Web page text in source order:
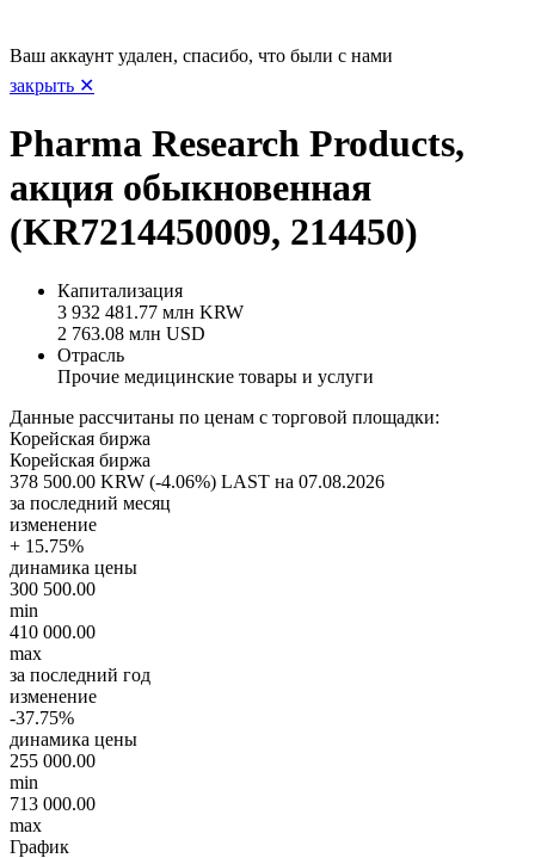
Ваш аккаунт удален, спасибо, что были с нами
закрыть ✕
Pharma Research Products,
акция обыкновенная
(KR7214450009, 214450)
Капитализация
3 932 481.77 млн KRW
2 763.08 млн USD
Отрасль
Прочие медицинские товары и услуги
Данные рассчитаны по ценам с торговой площадки:
Корейская биржа
Корейская биржа
378 500.00 KRW (-4.06%) LAST на 07.08.2026
за последний месяц
изменение
+ 15.75%
динамика цены
300 500.00
min
410 000.00
max
за последний год
изменение
-37.75%
динамика цены
255 000.00
min
713 000.00
max
График